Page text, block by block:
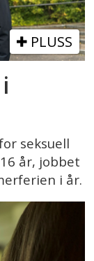
PLUSS
seksuell
år, jobbet
i år.